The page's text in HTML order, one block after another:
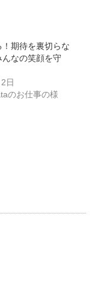
期待を裏切らな
んなの笑顔を守
日
のお仕事の様